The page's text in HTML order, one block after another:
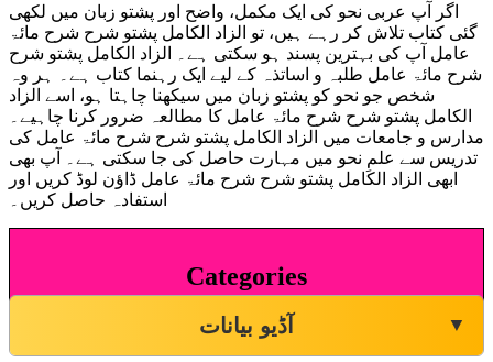
اگر آپ عربی نحو کی ایک مکمل، واضح اور پشتو زبان میں لکھی
گئی کتاب تلاش کر رہے ہیں، تو الزاد الکامل پشتو شرح شرح مائۃ
عامل آپ کی بہترین پسند ہو سکتی ہے۔ الزاد الکامل پشتو شرح
شرح مائۃ عامل طلبہ و اساتذہ کے لیے ایک رہنما کتاب ہے۔ ہر وہ
شخص جو نحو کو پشتو زبان میں سیکھنا چاہتا ہو، اسے الزاد
الکامل پشتو شرح شرح مائۃ عامل کا مطالعہ ضرور کرنا چاہیے۔
مدارس و جامعات میں الزاد الکامل پشتو شرح شرح مائۃ عامل کی
تدریس سے علمِ نحو میں مہارت حاصل کی جا سکتی ہے۔ آپ بھی
ابھی الزاد الکامل پشتو شرح شرح مائۃ عامل ڈاؤن لوڈ کریں اور
استفادہ حاصل کریں۔
Categories
آڈیو بیانات ▼